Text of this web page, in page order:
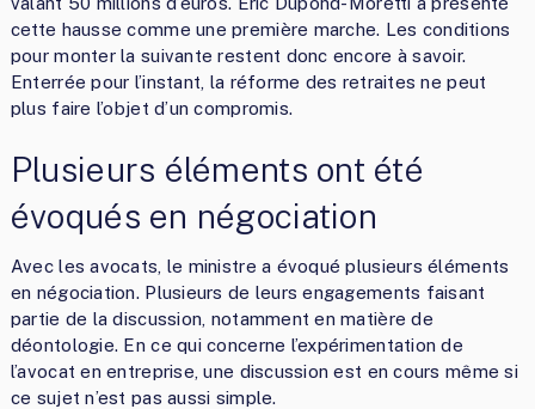
cette hausse comme une première marche. Les conditions
pour monter la suivante restent donc encore à savoir.
Enterrée pour l’instant, la réforme des retraites ne peut
plus faire l’objet d’un compromis.
Plusieurs éléments ont été
évoqués en négociation
Avec les avocats, le ministre a évoqué plusieurs éléments
en négociation. Plusieurs de leurs engagements faisant
partie de la discussion, notamment en matière de
déontologie. En ce qui concerne l’expérimentation de
l’avocat en entreprise, une discussion est en cours même si
ce sujet n’est pas aussi simple.